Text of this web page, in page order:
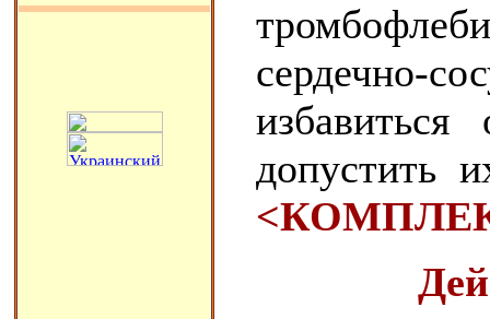
сердечно-
допустить